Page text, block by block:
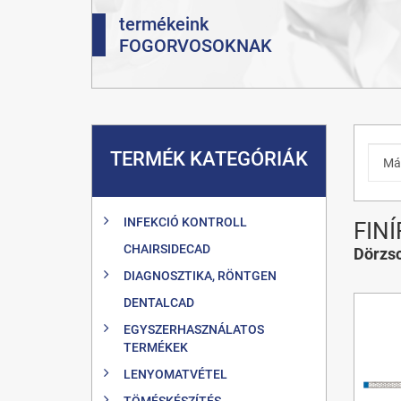
termékeink
FOGORVOSOKNAK
TERMÉK KATEGÓRIÁK
INFEKCIÓ KONTROLL
CHAIRSIDECAD
DIAGNOSZTIKA, RÖNTGEN
DENTALCAD
EGYSZERHASZNÁLATOS
TERMÉKEK
LENYOMATVÉTEL